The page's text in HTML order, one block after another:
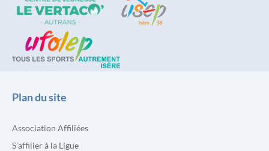
Plan du site
Association Affiliées
S’affilier à la Ligue